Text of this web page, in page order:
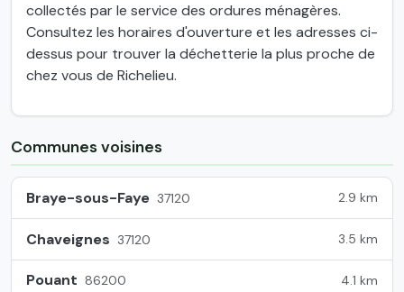
collectés par le service des ordures ménagères.
Consultez les horaires d'ouverture et les adresses ci-
dessus pour trouver la déchetterie la plus proche de
chez vous de Richelieu.
Communes voisines
Braye-sous-Faye 37120 2.9 km
Chaveignes 37120 3.5 km
Pouant 86200 4.1 km